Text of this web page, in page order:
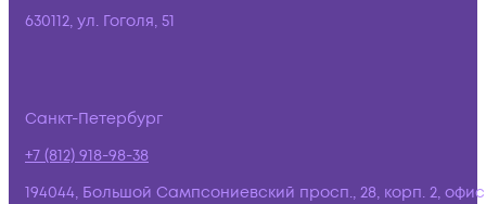
630112, ул. Гоголя, 51
Санкт-Петербург
+7 (812) 918-98-38
194044, Большой Сампсониевский просп., 28, корп. 2,